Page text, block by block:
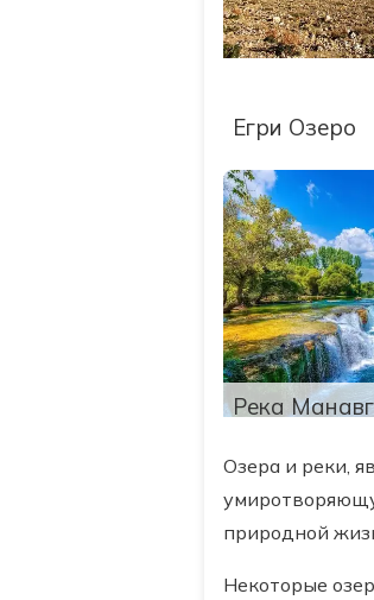
Егри Озеро
Река
Озера и реки,
природной
Некоторые